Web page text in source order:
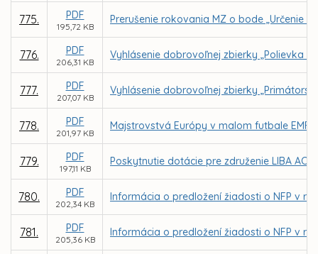
775. PDF
195,72 KB
Prerušenie rokovania MZ o bode „Určenie
776. PDF
206,31 KB
Vyhlásenie dobrovoľnej zbierky „Polievka
777. PDF
207,07 KB
Vyhlásenie dobrovoľnej zbierky
778. PDF
201,97 KB
Majstrovstvá Európy v malom futbale EMF
779. PDF
197,11 KB
Poskytnutie dotácie pre združenie LIBA
780. PDF
202,34 KB
Informácia o predložení žiadosti o NFP v
781. PDF
205,36 KB
Informácia o predložení žiadosti o NFP v